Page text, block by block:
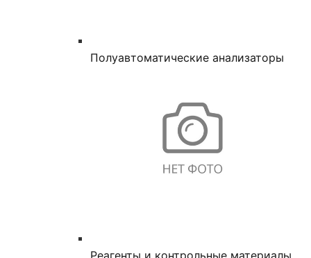
Полуавтоматические анализаторы
Реагенты и контрольные материалы